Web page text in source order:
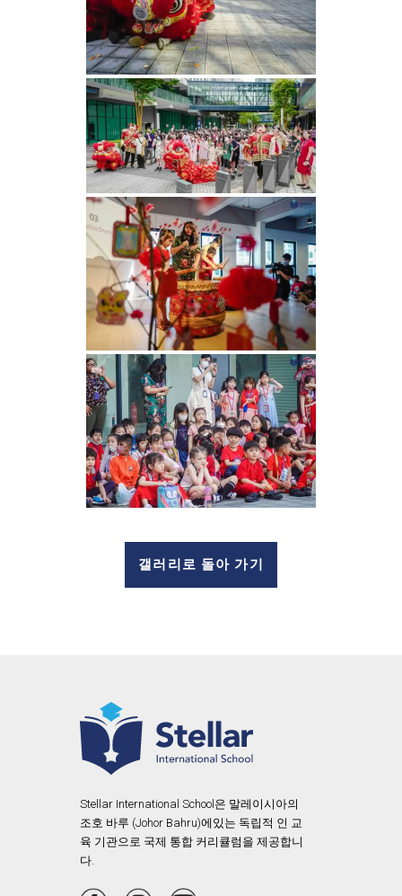
갤러리로 돌아 가기
Stellar International School은 말레이시아의
조호 바루 (Johor Bahru)에있는 독립적 인 교
육 기관으로 국제 통합 커리큘럼을 제공합니
다.